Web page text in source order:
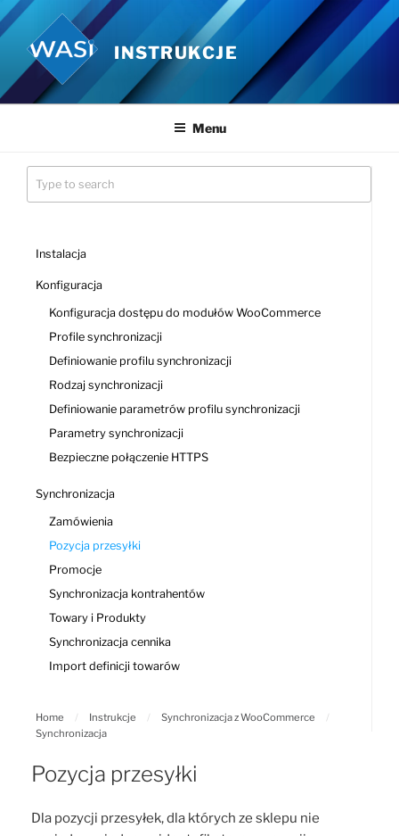
Przejdź
do
treści
INSTRUKCJE
Menu
Instalacja
Konfiguracja
Konfiguracja dostępu do modułów WooCommerce
Profile synchronizacji
Definiowanie profilu synchronizacji
Rodzaj synchronizacji
Definiowanie parametrów profilu synchronizacji
Parametry synchronizacji
Bezpieczne połączenie HTTPS
Synchronizacja
Zamówienia
Pozycja przesyłki
Promocje
Synchronizacja kontrahentów
Towary i Produkty
Synchronizacja cennika
Import definicji towarów
Home / Instrukcje / Synchronizacja z WooCommerce
/
Synchronizacja
Pozycja przesyłki
Dla pozycji przesyłek, dla których ze sklepu nie